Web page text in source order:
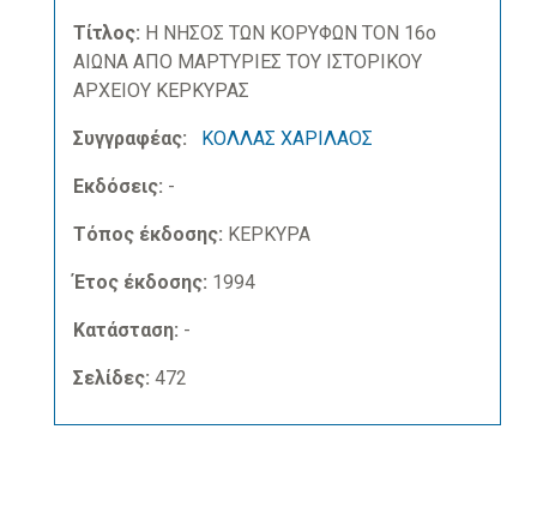
Τίτλος: Η ΝΗΣΟΣ ΤΩΝ ΚΟΡΥΦΩΝ ΤΟΝ 16ο
ΑΙΩΝΑ ΑΠΟ ΜΑΡΤΥΡΙΕΣ ΤΟΥ ΙΣΤΟΡΙΚΟΥ
ΑΡΧΕΙΟΥ ΚΕΡΚΥΡΑΣ
Συγγραφέας: ΚΟΛΛΑΣ ΧΑΡΙΛΑΟΣ
Εκδόσεις: -
Τόπος έκδοσης: ΚΕΡΚΥΡΑ
Έτος έκδοσης: 1994
Κατάσταση: -
Σελίδες: 472